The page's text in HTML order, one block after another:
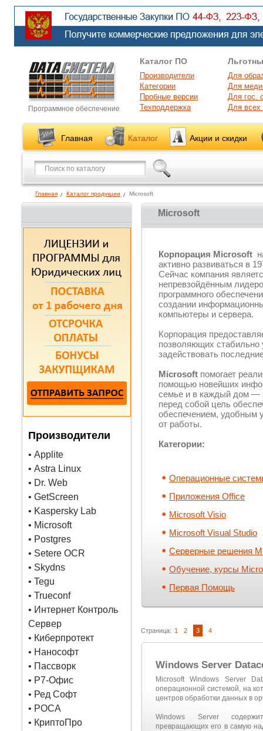
Программное обеспечение
Каталог ПО
Производители
Категории
Пробные версии
Техподдержка
Для
Для
Для гос.
Для
Главная Каталог Акции и скидки
Главная Каталог продукции Microsoft
Производители
• Applite
• Astra Linux
• Dr. Web
• GetScreen
• Kaspersky Lab
• Microsoft
• Postgres
• Setere OCR
• Skydns
• Tegu
• Trueconf
• Интернет Контроль
Сервер
• Киберпротект
• Нанософт
• Пассворк
• Р7-Офис
• Ред Софт
• РОСА
• КриптоПро
Microsoft
Корпорация Microsoft
активно развиваться в
Сейчас компания
непревзойдённым
программного
создании
компьютеры и сервера.
Корпорация
позволяющих стабильно
задействовать
Microsoft помогает
помощью новейших
семье и в каждый дом —
перед собой цель
обеспечением, удобным
от работы.
Категории:
Операционные
Приложения Office
Microsoft Visio
Microsoft Visual Studio
Серверные решения
Обучение, курсы
Первая Помощь
Страница: 1 2 3 4
Windows Server
Microsoft Windows Server
операционной системой, на
центров обработки данных в
Windows Server
превращающих его в самую